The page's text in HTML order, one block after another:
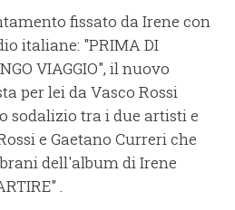
fissato da Irene con
italiane: "PRIMA DI
VIAGGIO", il nuovo
per lei da Vasco Rossi
sodalizio tra i due artisti e
e Gaetano Curreri che
dell'album di Irene
.